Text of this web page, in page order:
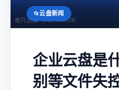
云盘新闻
企业云盘是
别等文件失